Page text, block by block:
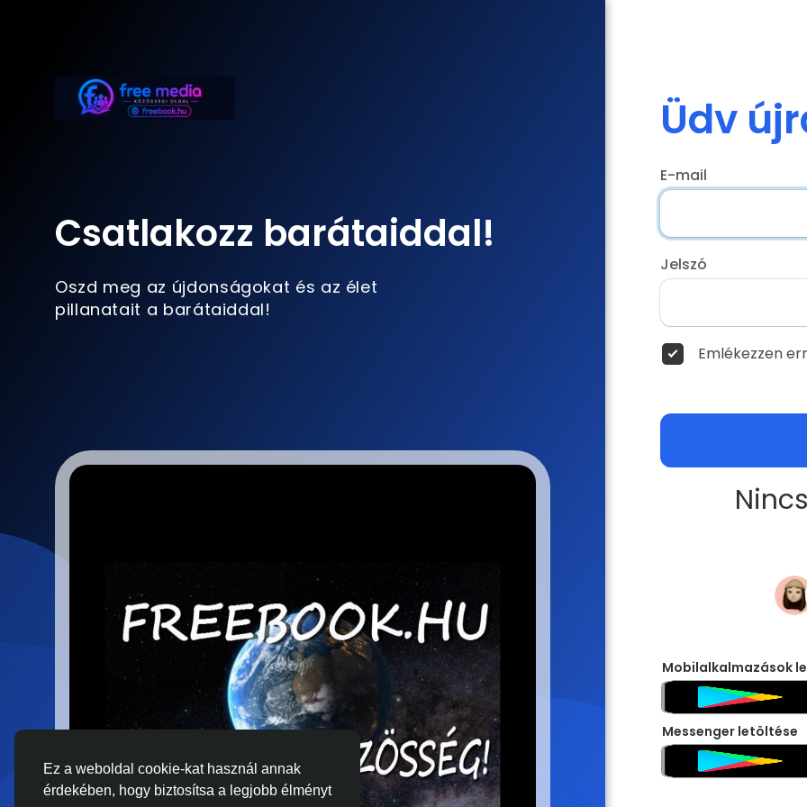
Ez a weboldal cookie-kat használ annak
érdekében, hogy biztosítsa a legjobb élményt
Csatlakozz barátaiddal!
Oszd meg az újdonságokat és az élet
pillanatait a barátaiddal!
Üdv
E-mail
Jelszó
Emlékezzen
Mobilalkalmazások
Messenger letöltése